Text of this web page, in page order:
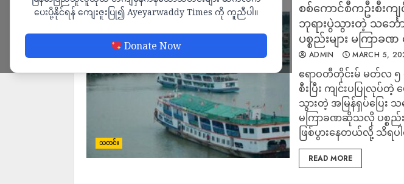
ပေးပို့နိုင်ရန် ကျေးဇူးပြု၍ Ayeyarwaddy Times ကို ကူညီပါ။
Donate Now
သတင်း
စစ်ကောင်စီကဦးစီးက
ဘုရားပွဲသွားတဲ့ သင်္ဘေ
ပစ္စည်းများ မကြာခ
ADMIN MARCH 5,
ဧရာဝတီတိုင်းမ် မတ်လ ၅
စီးပြီး ကျင်းပပြုလုပ်တဲ့
သွားတဲ့ အမြန်ရှပ်ပြေး သ
မကြာခဏဆိုသလို ပစ္စည်
ဖြစ်ပွားနေတယ်လို့ သိရပ
READ MORE